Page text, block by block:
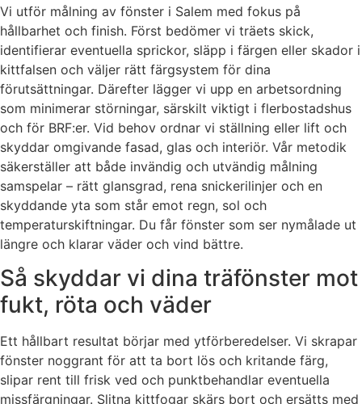
Vi utför målning av fönster i Salem med fokus på
hållbarhet och finish. Först bedömer vi träets skick,
identifierar eventuella sprickor, släpp i färgen eller skador i
kittfalsen och väljer rätt färgsystem för dina
förutsättningar. Därefter lägger vi upp en arbetsordning
som minimerar störningar, särskilt viktigt i flerbostadshus
och för BRF:er. Vid behov ordnar vi ställning eller lift och
skyddar omgivande fasad, glas och interiör. Vår metodik
säkerställer att både invändig och utvändig målning
samspelar – rätt glansgrad, rena snickerilinjer och en
skyddande yta som står emot regn, sol och
temperaturskiftningar. Du får fönster som ser nymålade ut
längre och klarar väder och vind bättre.
Så skyddar vi dina träfönster mot
fukt, röta och väder
Ett hållbart resultat börjar med ytförberedelser. Vi skrapar
fönster noggrant för att ta bort lös och kritande färg,
slipar rent till frisk ved och punktbehandlar eventuella
missfärgningar. Slitna kittfogar skärs bort och ersätts med